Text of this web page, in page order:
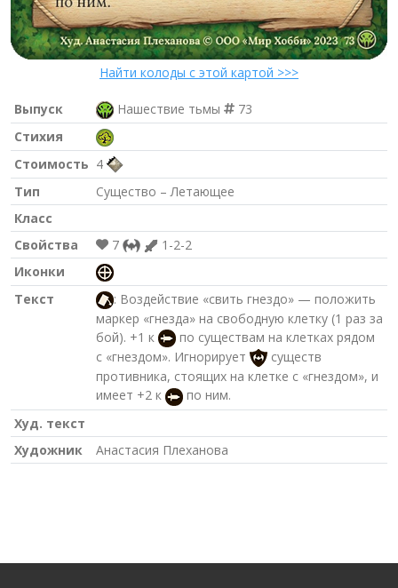
Найти колоды с этой картой >>>
Выпуск Нашествие тьмы
73
Стихия
Стоимость 4
Тип
Существо – Летающее
Класс
Свойства
7
1-2-2
Иконки
Текст
: Воздействие «свить гнездо» — положить
маркер «гнезда» на свободную клетку (1 раз за
бой). +1 к
по существам на клетках рядом
с «гнездом». Игнорирует
существ
противника, стоящих на клетке с «гнездом», и
имеет +2 к
по ним.
Худ. текст
Художник
Анастасия Плеханова